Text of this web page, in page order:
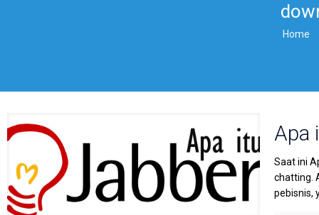
Home
Apa
Saat ini
chatting.
pebisnis,